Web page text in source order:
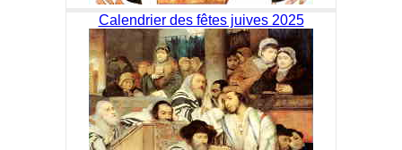
Calendrier des fêtes juives 2025